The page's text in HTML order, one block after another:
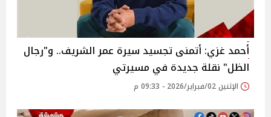
أحمد غزي: أتمنى تجسيد سيرة عمر الشريف.. و"رجال
الظل" نقلة جديدة في مسيرتي
الإثنين 02/فبراير/2026 - 09:33 م